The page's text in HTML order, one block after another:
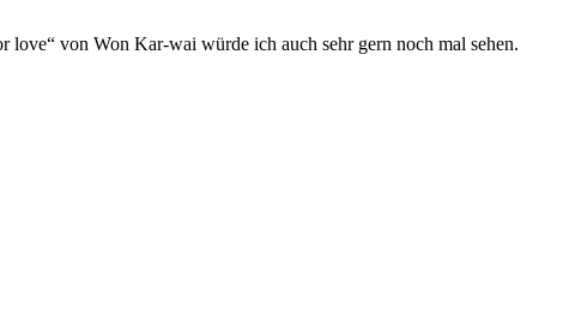
love“ von Won Kar-wai würde ich auch sehr gern noch mal sehen.